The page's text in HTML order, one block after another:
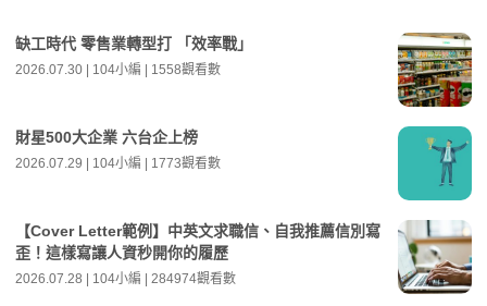
缺工時代 零售業轉型打 「效率戰」
2026.07.30 | 104小編 | 1558觀看數
財星500大企業 六台企上榜
2026.07.29 | 104小編 | 1773觀看數
【Cover Letter範例】中英文求職信、自我推薦信別寫
歪！這樣寫讓人資秒開你的履歷
2026.07.28 | 104小編 | 284974觀看數